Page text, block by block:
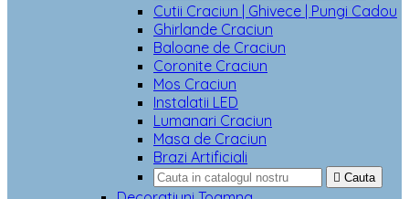
Cutii Craciun | Ghivece | Pungi Cadou
Ghirlande Craciun
Baloane de Craciun
Coronite Craciun
Mos Craciun
Instalatii LED
Lumanari Craciun
Masa de Craciun
Brazi Artificiali
 Cauta